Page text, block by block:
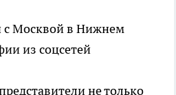
с Москвой в Нижнем
из соцсетей
не только